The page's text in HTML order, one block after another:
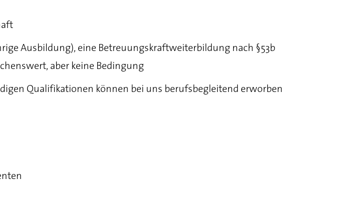
Ausbildung), eine Betreuungskraftweiterbildung nach §53b
aber keine Bedingung
Qualifikationen können bei uns berufsbegleitend erworben